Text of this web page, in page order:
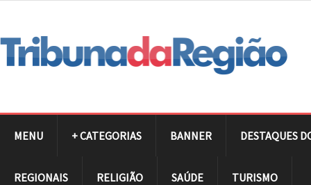
MENU + CATEGORIAS BANNER DESTAQUES
REGIONAIS RELIGIÃO SAÚDE TURISMO